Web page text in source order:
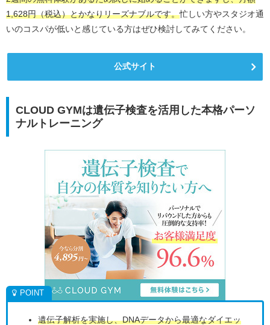
1,628円（税込）とかなりリーズナブルです。忙しい方やスタジオ通
いのコスパが低いと感じている方はぜひ検討してみてください。
公式サイト
CLOUD GYMは遺伝子検査を活用した本格パーソ
ナルトレーニング
遺伝子解析を実施し、DNAデータから最適なダイエッ